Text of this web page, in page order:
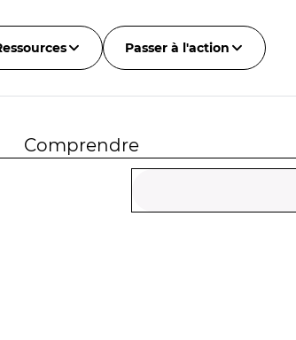
Passer à l'action
Comprendre